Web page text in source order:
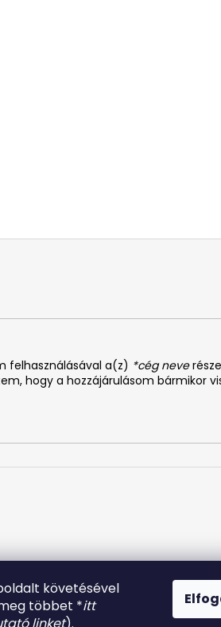
követésével
többet *itt
felhasználásával a(z) *cég neve
hogy a hozzájárulásom bármikor